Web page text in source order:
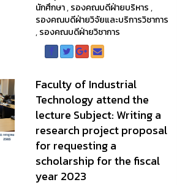
นักศึกษา,รองคณบดีฝ่ายบริหาร,
รองคณบดีฝ่ายวิจัยและบริการวิชาการ
,รองคณบดีฝ่ายวิชาการ
Faculty of Industrial
Technology attend the
lecture Subject: Writing a
research project proposal
for requesting a
scholarship for the fiscal
year 2023